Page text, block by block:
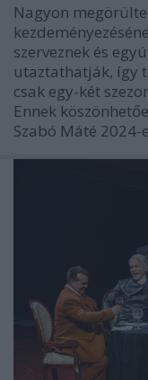
Nagyon
szerveznek és
utaztathatják, így
csak egy-két
Ennek
Szabó Máté 2024-